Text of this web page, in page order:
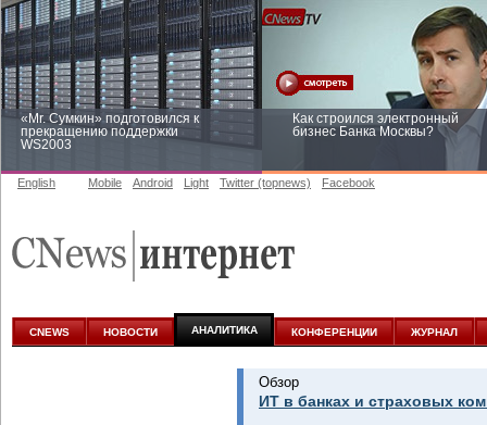
«Mr. Сумкин» подготовился к
прекращению поддержки
WS2003
Как строился электронный
бизнес Банка Москвы?
аналитике
English Mobile Android Light Twitter (topnews) Facebook
CNEWS НОВОСТИ АНАЛИТИКА КОНФЕРЕНЦИИ ЖУРНАЛ
Обзор
ИТ в банках и страховых